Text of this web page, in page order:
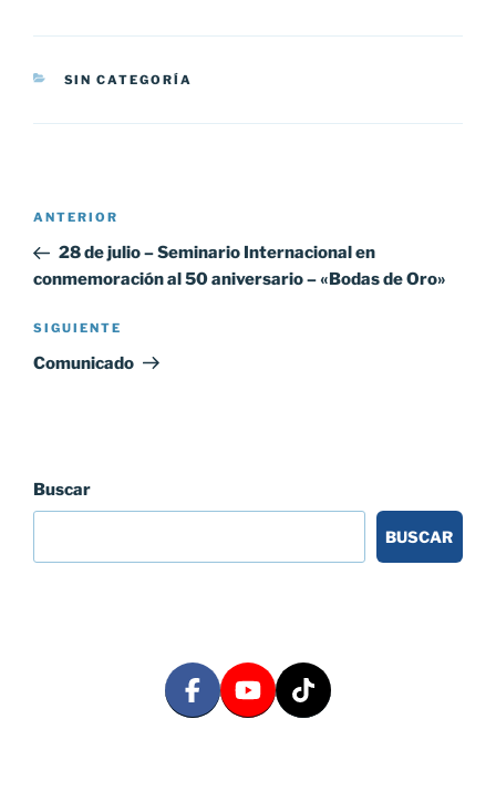
CATEGORÍAS
SIN CATEGORÍA
Navegación
entradas
Entrada
anterior:
ANTERIOR
28 de julio – Seminario Internacional en
conmemoración al 50 aniversario – «Bodas de Oro»
Siguiente
entrada
SIGUIENTE
Comunicado
Buscar
BUSCAR